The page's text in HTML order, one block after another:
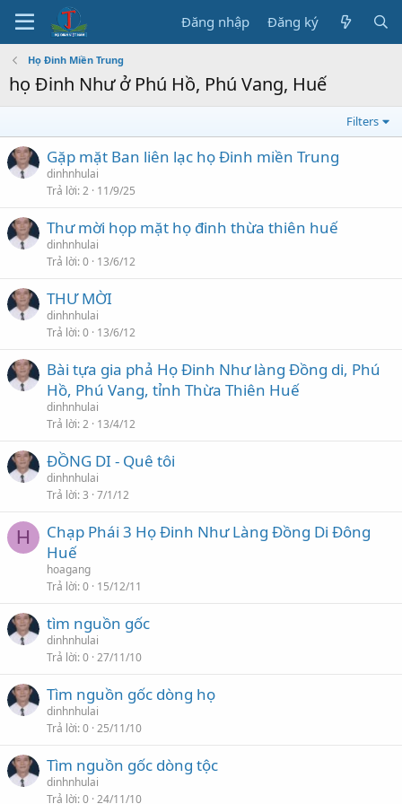
Đăng nhập Đăng ký
Họ Đinh Miền Trung
họ Đinh Như ở Phú Hồ, Phú Vang, Huế
Filters
Gặp mặt Ban liên lạc họ Đinh miền Trung
dinhnhulai
Trả lời 2 11/9/25
Thư mời họp mặt họ đinh thừa thiên huế
dinhnhulai
Trả lời 0 13/6/12
THƯ MỜI
dinhnhulai
Trả lời 0 13/6/12
Bài tựa gia phả Họ Đinh Như làng Đồng di, Phú
Hồ, Phú Vang, tỉnh Thừa Thiên Huế
dinhnhulai
Trả lời 2 13/4/12
ĐỒNG DI - Quê tôi
dinhnhulai
Trả lời 3 7/1/12
H
Chạp Phái 3 Họ Đinh Như Làng Đồng Di Đông
Huế
hoagang
Trả lời 0 15/12/11
tìm nguồn gốc
dinhnhulai
Trả lời 0 27/11/10
Tìm nguồn gốc dòng họ
dinhnhulai
Trả lời 0 25/11/10
Tìm nguồn gốc dòng tộc
dinhnhulai
Trả lời 0 24/11/10